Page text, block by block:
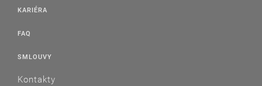
KARIÉRA
FAQ
SMLOUVY
Kontakty